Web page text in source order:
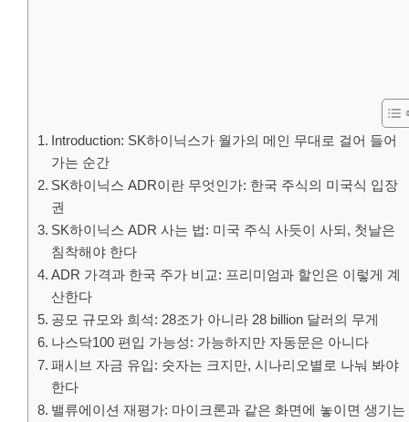
Introduction: SK하이닉스가 월가의 메인 무대로 걸어 들어
가는 순간
SK하이닉스 ADR이란 무엇인가: 한국 주식의 미국식 입장
권
SK하이닉스 ADR 사는 법: 미국 주식 사듯이 사되, 첫날은
침착해야 한다
ADR 가격과 한국 주가 비교: 프리미엄과 할인은 이렇게 계
산한다
공모 규모와 희석: 28조가 아니라 28 billion 달러의 무게
나스닥100 편입 가능성: 가능하지만 자동문은 아니다
패시브 자금 유입: 숫자는 크지만, 시나리오별로 나눠 봐야
한다
밸류에이션 재평가: 마이크론과 같은 화면에 놓이면 생기는